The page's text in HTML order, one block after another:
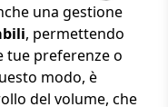
una gestione
, permettendo
tue preferenze o
modo, è
del volume, che